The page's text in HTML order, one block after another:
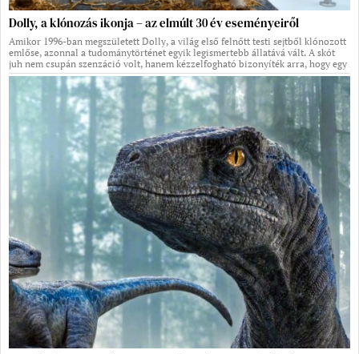
Dolly, a klónozás ikonja – az elmúlt 30 év eseményeiről
Amikor 1996-ban megszületett Dolly, a világ első felnőtt testi sejtből klónozott
emlőse, azonnal a tudománytörténet egyik legismertebb állatává vált. A skót
juh nem csupán szenzáció volt, hanem kézzelfogható bizonyíték arra, hogy egy